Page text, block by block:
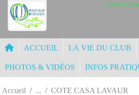
VOLLEY
ACCUEIL LA VIE DU CLUB
PHOTOS & VIDÉOS INFOS
Accueil COTE CASA LAVAUR
Panneau de gestion des cookies